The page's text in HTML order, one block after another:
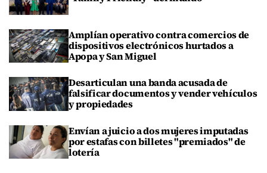
Amplían operativo contra comercios de
dispositivos electrónicos hurtados a
Apopa y San Miguel
Desarticulan una banda acusada de
falsificar documentos y vender vehículos
y propiedades
Envían a juicio a dos mujeres imputadas
por estafas con billetes "premiados" de
lotería